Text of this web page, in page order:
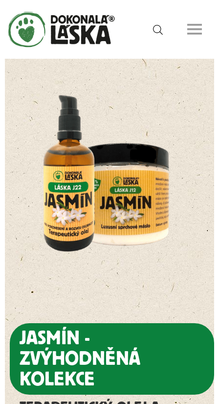
JASMÍN -
ZVÝHODNĚNÁ
KOLEKCE